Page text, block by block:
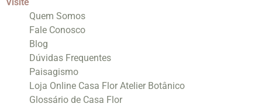
Quem Somos
Fale Conosco
Blog
Dúvidas Frequentes
Paisagismo
Loja Online Casa Flor Atelier Botânico
Glossário de Casa Flor